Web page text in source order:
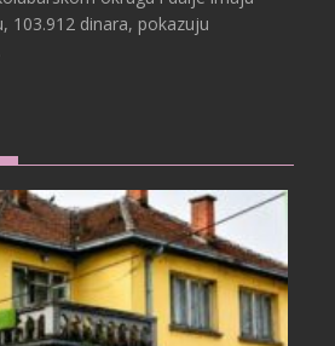
103.912 dinara, pokazuju